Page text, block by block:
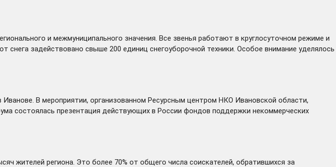
и межмуниципального значения. Все звенья работают в круглосуточном режиме и
задействовано свыше 200 единиц снегоуборочной техники. Особое внимание уделялось
Иванове. В мероприятии, организованном Ресурсным центром НКО Ивановской области,
состоялась презентация действующих в России фондов поддержки некоммерческих
жителей региона. Это более 70% от общего числа соискателей, обратившихся за